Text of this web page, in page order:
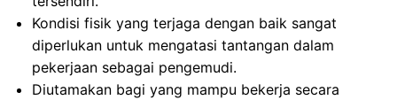
Kondisi fisik yang terjaga dengan baik sangat
diperlukan untuk mengatasi tantangan dalam
pekerjaan sebagai pengemudi.
Diutamakan bagi yang mampu bekerja secara